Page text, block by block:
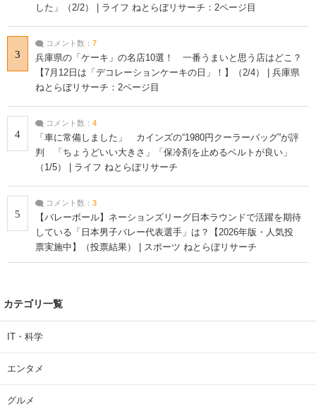
した」（2/2） | ライフ ねとらぼリサーチ：2ページ目
3
コメント数： 7
兵庫県の「ケーキ」の名店10選！ 一番うまいと思う店はどこ？
【7月12日は「デコレーションケーキの日」！】（2/4） | 兵庫県
ねとらぼリサーチ：2ページ目
4
コメント数： 4
「車に常備しました」 カインズの“1980円クーラーバッグ”が評
判 「ちょうどいい大きさ」「保冷剤を止めるベルトが良い」
（1/5） | ライフ ねとらぼリサーチ
5
コメント数： 3
【バレーボール】ネーションズリーグ日本ラウンドで活躍を期待
している「日本男子バレー代表選手」は？【2026年版・人気投
票実施中】（投票結果） | スポーツ ねとらぼリサーチ
カテゴリ一覧
IT・科学
エンタメ
グルメ